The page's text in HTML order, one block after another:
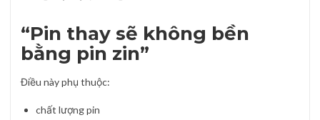
“Pin thay sẽ không bền
bằng pin zin”
Điều này phụ thuộc:
chất lượng pin